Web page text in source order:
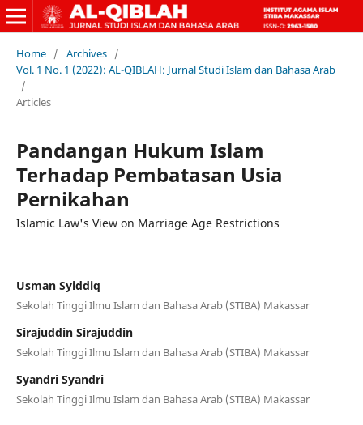
Home / Archives /
Vol. 1 No. 1 (2022): AL-QIBLAH: Jurnal Studi Islam dan Bahasa Arab
/
Articles
Pandangan Hukum Islam
Terhadap Pembatasan Usia
Pernikahan
Islamic Law's View on Marriage Age Restrictions
Usman Syiddiq
Sekolah Tinggi Ilmu Islam dan Bahasa Arab (STIBA) Makassar
Sirajuddin Sirajuddin
Sekolah Tinggi Ilmu Islam dan Bahasa Arab (STIBA) Makassar
Syandri Syandri
Sekolah Tinggi Ilmu Islam dan Bahasa Arab (STIBA) Makassar